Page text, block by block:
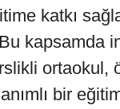
katkı
kapsamda
ortaokul,
bir